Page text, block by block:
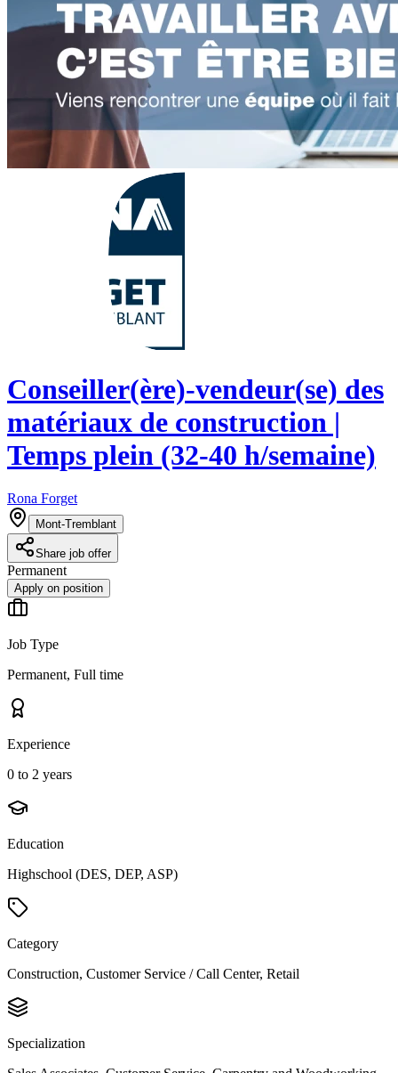
Conseiller(ère)-vendeur(se) des
matériaux de construction |
Temps plein (32-40 h/semaine)
Rona Forget
Mont-Tremblant
Share job offer
Permanent
Apply on position
Job Type
Permanent, Full time
Experience
0 to 2 years
Education
Highschool (DES, DEP, ASP)
Category
Construction, Customer Service / Call Center, Retail
Specialization